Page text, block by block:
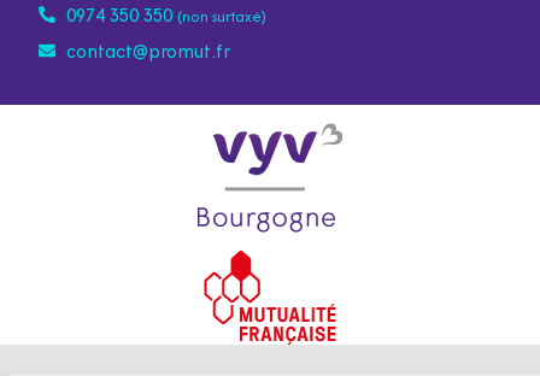
0974 350 350 (non surtaxé)
contact@promut.fr